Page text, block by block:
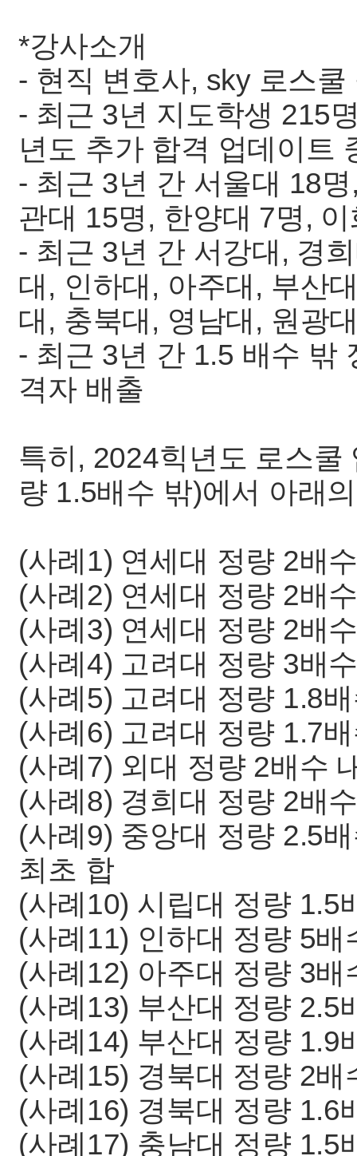
*강사소개
- 현직 변호사, sky 로스
- 최근 3년 지도학생 215
년도 추가 합격 업데이트
- 최근 3년 간 서울대 18
관대 15명, 한양대 7명,
- 최근 3년 간 서강대, 경
대, 인하대, 아주대, 부산
대, 충북대, 영남대, 원광
- 최근 3년 간 1.5 배수 밖
격자 배출
특히, 2024힉년도 로스쿨
량 1.5배수 밖)에서 아래
(사례1) 연세대 정량 2배
(사례2) 연세대 정량 2배
(사례3) 연세대 정량 2배
(사례4) 고려대 정량 3배
(사례5) 고려대 정량 1.8
(사례6) 고려대 정량 1.7
(사례7) 외대 정량 2배수
(사례8) 경희대 정량 2배
(사례9) 중앙대 정량 2.5
최초 합
(사례10) 시립대 정량 1.5
(사례11) 인하대 정량 5배
(사례12) 아주대 정량 3배
(사례13) 부산대 정량 2.5
(사례14) 부산대 정량 1.9
(사례15) 경북대 정량 2
(사례16) 경북대 정량 1.6
(사례17) 충남대 정량 1.5